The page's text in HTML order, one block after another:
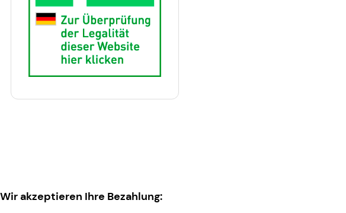
Wir akzeptieren Ihre Bezahlung: